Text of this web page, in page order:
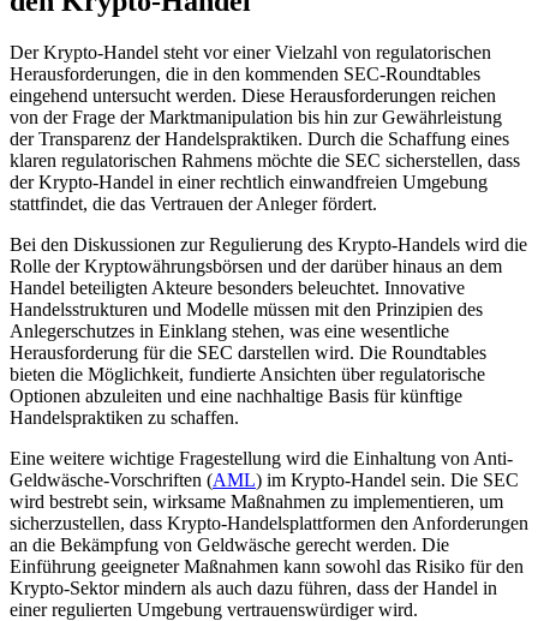
Der Krypto-Handel steht vor einer Vielzahl von regulatorischen
Herausforderungen, die in den kommenden SEC-Roundtables
eingehend untersucht werden. Diese Herausforderungen reichen
von der Frage der Marktmanipulation bis hin zur Gewährleistung
der Transparenz der Handelspraktiken. Durch die Schaffung eines
klaren regulatorischen Rahmens möchte die SEC sicherstellen, dass
der Krypto-Handel in einer rechtlich einwandfreien Umgebung
stattfindet, die das Vertrauen der Anleger fördert.
Bei den Diskussionen zur Regulierung des Krypto-Handels wird die
Rolle der Kryptowährungsbörsen und der darüber hinaus an dem
Handel beteiligten Akteure besonders beleuchtet. Innovative
Handelsstrukturen und Modelle müssen mit den Prinzipien des
Anlegerschutzes in Einklang stehen, was eine wesentliche
Herausforderung für die SEC darstellen wird. Die Roundtables
bieten die Möglichkeit, fundierte Ansichten über regulatorische
Optionen abzuleiten und eine nachhaltige Basis für künftige
Handelspraktiken zu schaffen.
Eine weitere wichtige Fragestellung wird die Einhaltung von Anti-
Geldwäsche-Vorschriften (AML) im Krypto-Handel sein. Die SEC
wird bestrebt sein, wirksame Maßnahmen zu implementieren, um
sicherzustellen, dass Krypto-Handelsplattformen den Anforderungen
an die Bekämpfung von Geldwäsche gerecht werden. Die
Einführung geeigneter Maßnahmen kann sowohl das Risiko für den
Krypto-Sektor mindern als auch dazu führen, dass der Handel in
einer regulierten Umgebung vertrauenswürdiger wird.